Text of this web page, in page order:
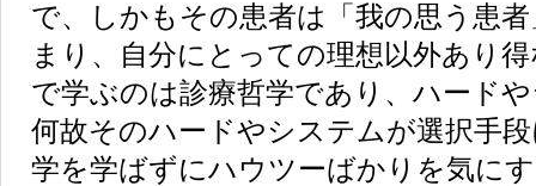
で、しかもその患者は「我の思う患
まり、自分にとっての理想以外あり
で学ぶのは診療哲学であり、ハード
何故そのハードやシステムが選択手
学を学ばずにハウツーばかりを気に